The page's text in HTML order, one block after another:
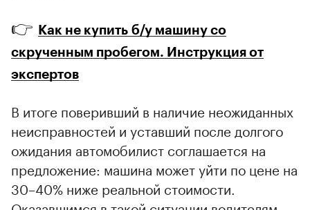
👉
Как не купить б/у машину со
скрученным пробегом. Инструкция от
экспертов
В итоге поверивший в наличие неожиданных
неисправностей и уставший после долгого
ожидания автомобилист соглашается на
предложение: машина может уйти по цене на
30–40% ниже реальной стоимости.